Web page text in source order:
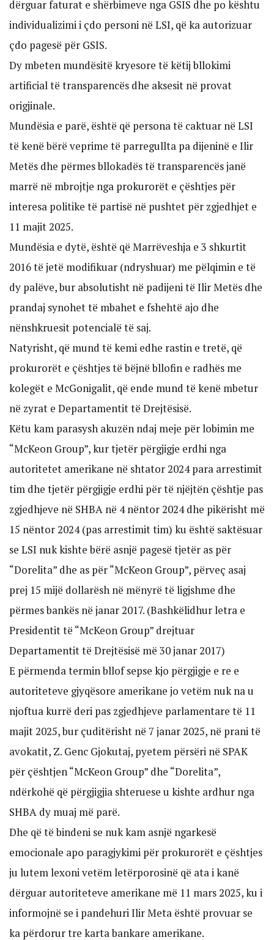
dërguar faturat e shërbimeve nga GSIS dhe po kështu
individualizimi i çdo personi në LSI, që ka autorizuar
çdo pagesë për GSIS.
Dy mbeten mundësitë kryesore të këtij bllokimi
artificial të transparencës dhe aksesit në provat
origjinale.
Mundësia e parë, është që persona të caktuar në LSI
të kenë bërë veprime të parregullta pa dijeninë e Ilir
Metës dhe përmes bllokadës të transparencës janë
marrë në mbrojtje nga prokurorët e çështjes për
interesa politike të partisë në pushtet për zgjedhjet e
11 majit 2025.
Mundësia e dytë, është që Marrëveshja e 3 shkurtit
2016 të jetë modifikuar (ndryshuar) me pëlqimin e të
dy palëve, bur absolutisht në padijeni të Ilir Metës dhe
prandaj synohet të mbahet e fshehtë ajo dhe
nënshkruesit potencialë të saj.
Natyrisht, që mund të kemi edhe rastin e tretë, që
prokurorët e çështjes të bëjnë bllofin e radhës me
kolegët e McGonigalit, që ende mund të kenë mbetur
në zyrat e Departamentit të Drejtësisë.
Këtu kam parasysh akuzën ndaj meje për lobimin me
“McKeon Group”, kur tjetër përgjigje erdhi nga
autoritetet amerikane në shtator 2024 para arrestimit
tim dhe tjetër përgjigje erdhi për të njëjtën çështje pas
zgjedhjeve në SHBA në 4 nëntor 2024 dhe pikërisht më
15 nëntor 2024 (pas arrestimit tim) ku është saktësuar
se LSI nuk kishte bërë asnjë pagesë tjetër as për
“Dorelita” dhe as për “McKeon Group”, përveç asaj
prej 15 mijë dollarësh në mënyrë të ligjshme dhe
përmes bankës në janar 2017. (Bashkëlidhur letra e
Presidentit të “McKeon Group” drejtuar
Departamentit të Drejtësisë më 30 janar 2017)
E përmenda termin bllof sepse kjo përgjigje e re e
autoriteteve gjyqësore amerikane jo vetëm nuk na u
njoftua kurrë deri pas zgjedhjeve parlamentare të 11
majit 2025, bur çuditërisht në 7 janar 2025, në prani të
avokatit, Z. Genc Gjokutaj, pyetem përsëri në SPAK
për çështjen “McKeon Group” dhe “Dorelita”,
ndërkohë që përgjigjia shteruese u kishte ardhur nga
SHBA dy muaj më parë.
Dhe që të bindeni se nuk kam asnjë ngarkesë
emocionale apo paragjykimi për prokurorët e çështjes
ju lutem lexoni vetëm letërporosinë që ata i kanë
dërguar autoriteteve amerikane më 11 mars 2025, ku i
informojnë se i pandehuri Ilir Meta është provuar se
ka përdorur tre karta bankare amerikane.